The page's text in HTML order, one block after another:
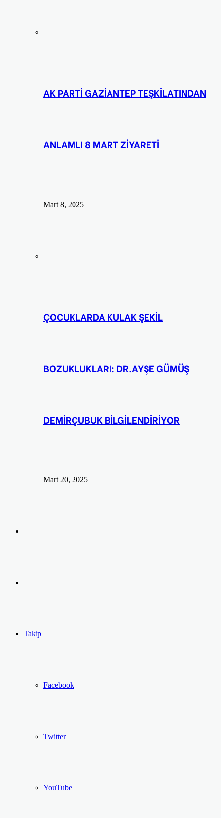
AK PARTİ GAZİANTEP TEŞKİLATINDAN
ANLAMLI 8 MART ZİYARETİ
Mart 8, 2025
ÇOCUKLARDA KULAK ŞEKİL
BOZUKLUKLARI: DR.AYŞE GÜMÜŞ
DEMİRÇUBUK BİLGİLENDİRİYOR
Mart 20, 2025
...
Ol
Takip
Facebook
Twitter
YouTube